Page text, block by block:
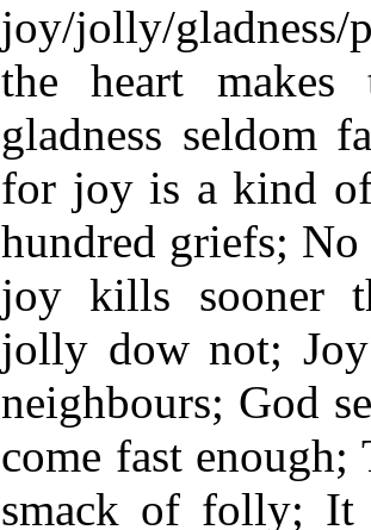
joy/jolly/gladness/
the heart
gladness seldom
for joy is a kind of
hundred griefs;
joy kills sooner
jolly dow not;
neighbours; God
come fast
smack of folly; It